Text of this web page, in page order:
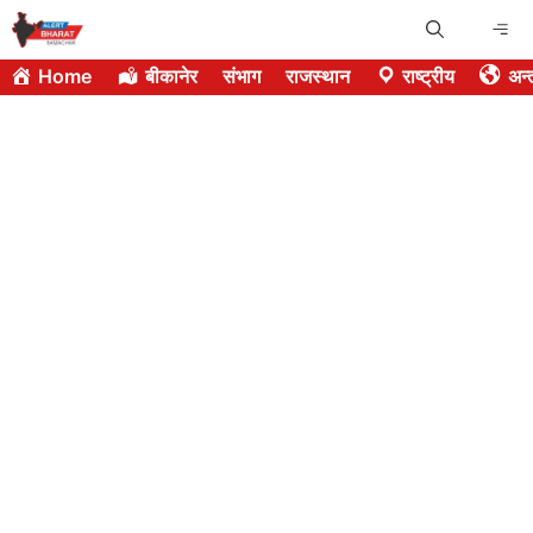
Skip
to
content
Home बीकानेर संभाग राजस्थान राष्ट्रीय